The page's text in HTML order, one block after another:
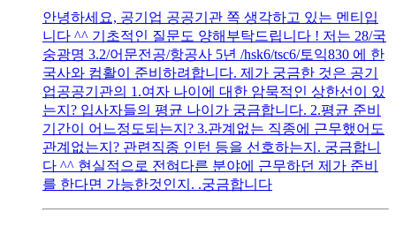
안녕하세요, 공기업 공공기관 쪽 생각하고 있는 멘티입
니다 ^^ 기초적인 질문도 양해부탁드립니다 ! 저는 28/국
숭광명 3.2/어문전공/항공사 5년 /hsk6/tsc6/토익830 에 한
국사와 컴활이 준비하려합니다. 제가 궁금한 것은 공기
업공공기관의 1.여자 나이에 대한 암묵적인 상한선이 있
는지? 입사자들의 평균 나이가 궁금합니다. 2.평균 준비
기간이 어느정도되는지? 3.관계없는 직종에 근무했어도
관계없는지? 관련직종 인턴 등을 선호하는지. 궁금합니
다 ^^ 현실적으로 전혀다른 분야에 근무하던 제가 준비
를 한다면 가능한것인지. .궁금합니다